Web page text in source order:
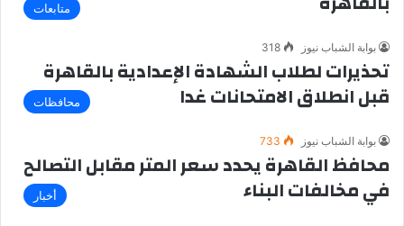
متابعات
بوابة الشباب نيوز 318
تحذيرات لطلاب الشهادة الإعدادية بالقاهرة
قبل انطلاق الامتحانات غدا محافظات
بوابة الشباب نيوز 733
محافظ القاهرة يحدد سعر المتر مقابل التصالح
في مخالفات البناء أخبار